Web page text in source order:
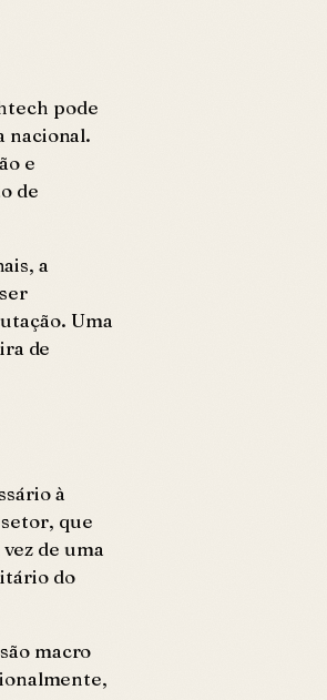
pode
nacional.
e
de
a
Uma
de
à
que
de uma
do
macro